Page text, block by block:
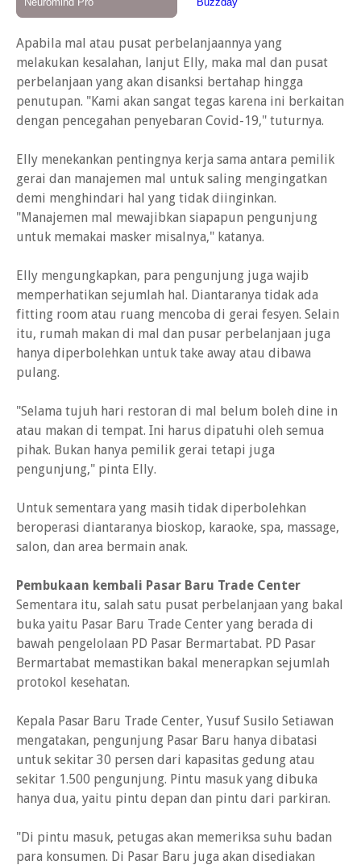
Apabila mal atau pusat perbelanjaannya yang
melakukan kesalahan, lanjut Elly, maka mal dan pusat
perbelanjaan yang akan disanksi bertahap hingga
penutupan. "Kami akan sangat tegas karena ini berkaitan
dengan pencegahan penyebaran Covid-19," tuturnya.
Elly menekankan pentingnya kerja sama antara pemilik
gerai dan manajemen mal untuk saling mengingatkan
demi menghindari hal yang tidak diinginkan.
"Manajemen mal mewajibkan siapapun pengunjung
untuk memakai masker misalnya," katanya.
Elly mengungkapkan, para pengunjung juga wajib
memperhatikan sejumlah hal. Diantaranya tidak ada
fitting room atau ruang mencoba di gerai fesyen. Selain
itu, rumah makan di mal dan pusar perbelanjaan juga
hanya diperbolehkan untuk take away atau dibawa
pulang.
"Selama tujuh hari restoran di mal belum boleh dine in
atau makan di tempat. Ini harus dipatuhi oleh semua
pihak. Bukan hanya pemilik gerai tetapi juga
pengunjung," pinta Elly.
Untuk sementara yang masih tidak diperbolehkan
beroperasi diantaranya bioskop, karaoke, spa, massage,
salon, dan area bermain anak.
Pembukaan kembali Pasar Baru Trade Center
Sementara itu, salah satu pusat perbelanjaan yang bakal
buka yaitu Pasar Baru Trade Center yang berada di
bawah pengelolaan PD Pasar Bermartabat. PD Pasar
Bermartabat memastikan bakal menerapkan sejumlah
protokol kesehatan.
Kepala Pasar Baru Trade Center, Yusuf Susilo Setiawan
mengatakan, pengunjung Pasar Baru hanya dibatasi
untuk sekitar 30 persen dari kapasitas gedung atau
sekitar 1.500 pengunjung. Pintu masuk yang dibuka
hanya dua, yaitu pintu depan dan pintu dari parkiran.
"Di pintu masuk, petugas akan memeriksa suhu badan
para konsumen. Di Pasar Baru juga akan disediakan